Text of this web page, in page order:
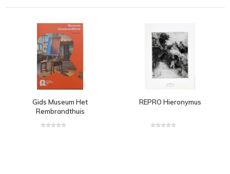
Gids Museum Het
Rembrandthuis
REPRO Hieronymus